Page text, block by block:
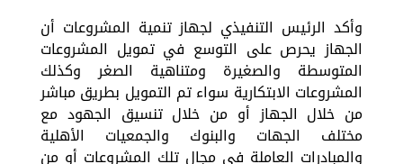
وأكد الرئيس التنفيذي لجهاز تنمية المشروعات أن
الجهاز يحرص على التوسع في تمويل المشروعات
المتوسطة والصغيرة ومتناهية الصغر وكذلك
المشروعات الابتكارية سواء تم التمويل بطريق مباشر
من خلال الجهاز أو من خلال تنسيق الجهود مع
مختلف الجهات والبنوك والجمعيات الأهلية
والمبادرات العاملة في مجال تلك المشروعات أو من